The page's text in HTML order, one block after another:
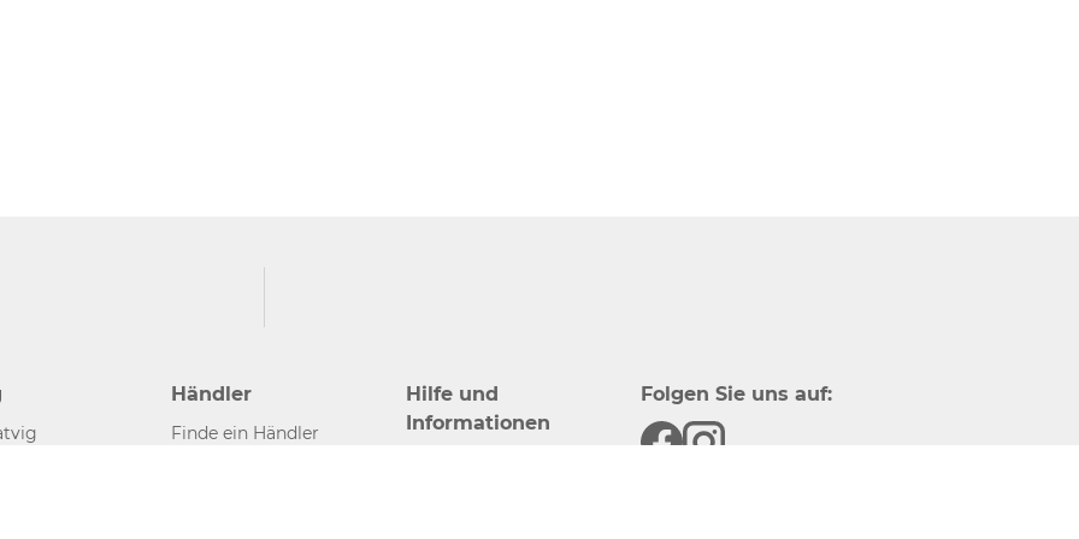
Händler
Finde ein Händler
Hilfe und
Informationen
Folgen Sie uns auf: